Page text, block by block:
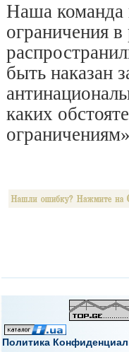
Наша команда
ограничения
быть наказан
каких
Политика